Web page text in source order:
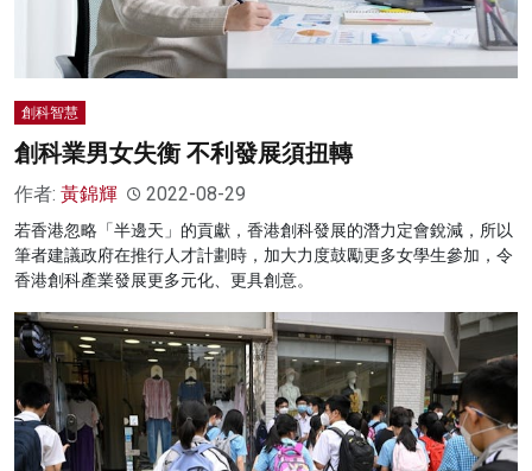
創科智慧
創科業男女失衡 不利發展須扭轉
作者: 黃錦輝 2022-08-29
若香港忽略「半邊天」的貢獻，香港創科發展的潛力定會銳減，所以
筆者建議政府在推行人才計劃時，加大力度鼓勵更多女學生參加，令
香港創科產業發展更多元化、更具創意。